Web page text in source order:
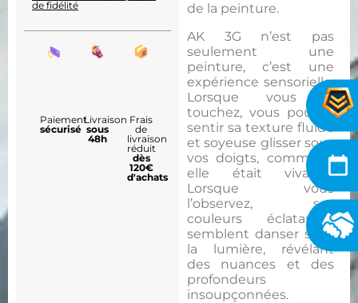
de la peinture.
AK 3G n’est pas
seulement une
peinture, c’est une
expérience sensorielle.
Lorsque vous la
touchez, vous pouvez
sentir sa texture fluide
et soyeuse glisser sous
vos doigts, comme si
elle était vivante.
Lorsque vous
l’observez, ses
couleurs éclatantes
semblent danser sous
la lumière, révélant
des nuances et des
profondeurs
insoupçonnées.
de fidélité
Paiement
sécurisé
Livraison
sous
48h
Frais
de
livraison
réduit
dès
120€
d'achats